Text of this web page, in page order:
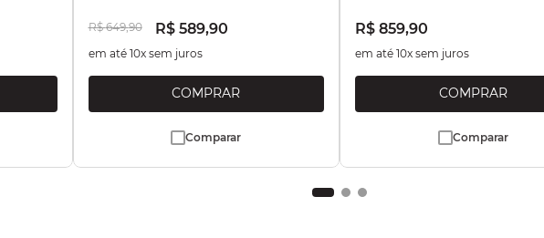
R$ 649,90 R$ 589,90
em até 10x sem juros
Comparar
R$ 859,90
em até 10x sem juros
Comparar